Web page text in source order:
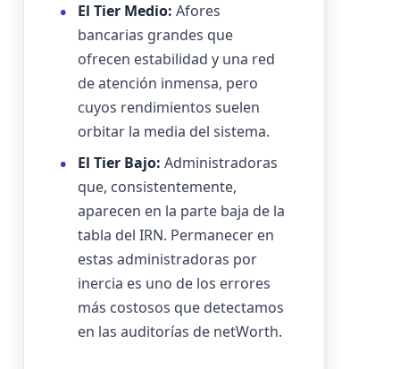
El Tier Medio: Afores
bancarias grandes que
ofrecen estabilidad y una red
de atención inmensa, pero
cuyos rendimientos suelen
orbitar la media del sistema.
El Tier Bajo: Administradoras
que, consistentemente,
aparecen en la parte baja de la
tabla del IRN. Permanecer en
estas administradoras por
inercia es uno de los errores
más costosos que detectamos
en las auditorías de netWorth.